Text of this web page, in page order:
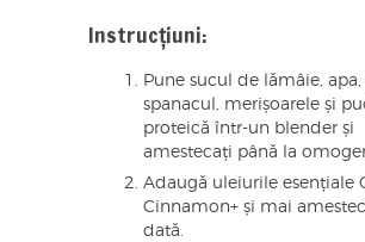
Instrucțiuni:
Pune sucul de lămâie, apa,
spanacul, merișoarele și
proteică într-un blender și
amestecați până la
Adaugă uleiurile esențiale
Cinnamon+ și mai
dată.